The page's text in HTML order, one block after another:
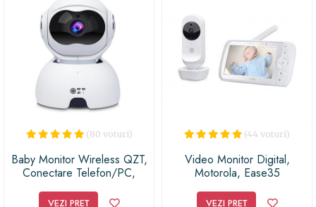
(80 voturi)
Baby Monitor Wireless QZT,
Conectare Telefon/PC,
Bebelusi , Vedere Nocturna,
VEZI PREȚ
(44 voturi)
Video Monitor Digital,
Motorola, Ease35
VEZI PREȚ